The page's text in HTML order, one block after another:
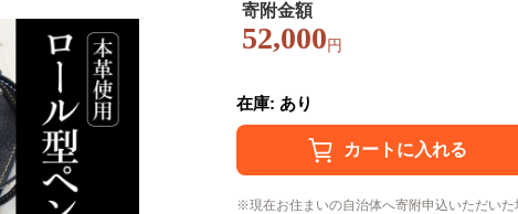
寄附金額
52,000 円
在庫: あり
現在お住まいの自治体へ寄附申込いただい